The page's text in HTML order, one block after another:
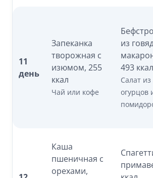
11
день
Запеканка
творожная с
изюмом, 255
ккал
Чай или кофе
из
493 ккал
Салат
огурцов
Каша
пшеничная с
орехами,